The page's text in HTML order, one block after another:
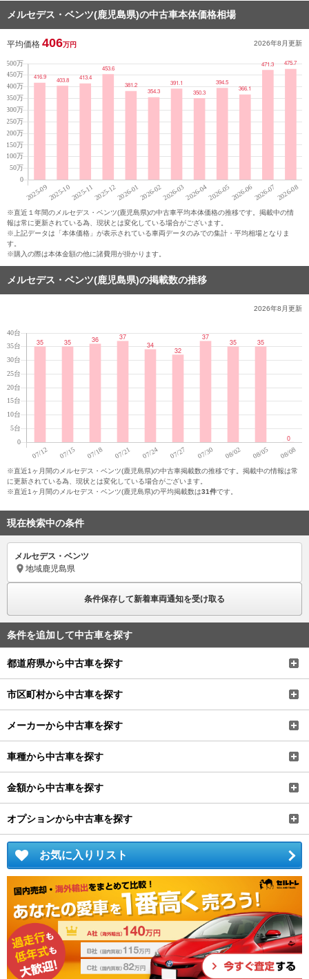
メルセデス・ベンツ(鹿児島県)の中古車本体価格相場
平均価格 406万円 2026年8月更新
※直近１年間のメルセデス・ベンツ(鹿児島県)の中古車平均本体価格の推移です。掲載中の情
報は常に更新されている為、現状とは変化している場合がございます。
※上記データは「本体価格」が表示されている車両データのみでの集計・平均相場となりま
す。
※購入の際は本体金額の他に諸費用が掛かります。
メルセデス・ベンツ(鹿児島県)の掲載数の推移
2026年8月更新
※直近1ヶ月間のメルセデス・ベンツ(鹿児島県)の中古車掲載数の推移です。掲載中の情報は常
に更新されている為、現状とは変化している場合がございます。
※直近1ヶ月間のメルセデス・ベンツ(鹿児島県)の平均掲載数は31件です。
現在検索中の条件
メルセデス・ベンツ
地域鹿児島県
条件保存して新着車両通知を受け取る
条件を追加して中古車を探す
都道府県から中古車を探す
市区町村から中古車を探す
メーカーから中古車を探す
車種から中古車を探す
金額から中古車を探す
オプションから中古車を探す
お気に入りリスト